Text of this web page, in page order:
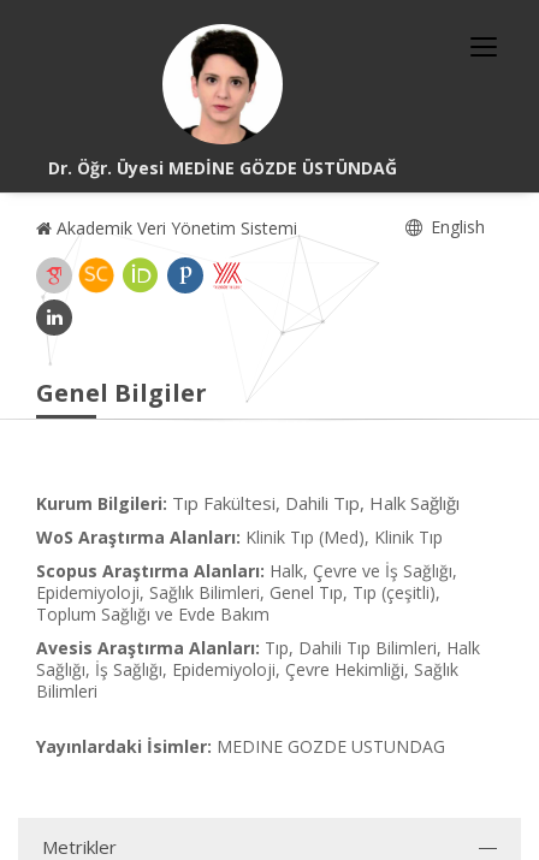
Dr. Öğr. Üyesi MEDİNE GÖZDE ÜSTÜNDAĞ
Akademik Veri Yönetim Sistemi English
Genel Bilgiler
Kurum Bilgileri: Tıp Fakültesi, Dahili Tıp, Halk Sağlığı
WoS Araştırma Alanları: Klinik Tıp (Med), Klinik Tıp
Scopus Araştırma Alanları: Halk, Çevre ve İş Sağlığı,
Epidemiyoloji, Sağlık Bilimleri, Genel Tıp, Tıp (çeşitli),
Toplum Sağlığı ve Evde Bakım
Avesis Araştırma Alanları: Tıp, Dahili Tıp Bilimleri, Halk
Sağlığı, İş Sağlığı, Epidemiyoloji, Çevre Hekimliği, Sağlık
Bilimleri
Yayınlardaki İsimler: MEDINE GOZDE USTUNDAG
Metrikler